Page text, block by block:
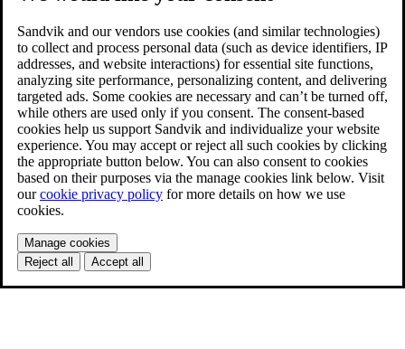
Sandvik and our vendors use cookies (and similar technologies)
to collect and process personal data (such as device identifiers, IP
addresses, and website interactions) for essential site functions,
analyzing site performance, personalizing content, and delivering
targeted ads. Some cookies are necessary and can’t be turned off,
while others are used only if you consent. The consent-based
cookies help us support Sandvik and individualize your website
experience. You may accept or reject all such cookies by clicking
the appropriate button below. You can also consent to cookies
based on their purposes via the manage cookies link below. Visit
ourcookie privacy policy for more details on how we use
cookies.
Manage cookies
Reject all
Accept all